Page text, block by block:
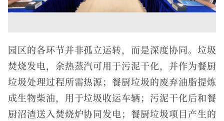
园区的各环节并非孤立运转，而是深度协同。垃圾
焚烧发电，余热蒸汽可用于污泥干化，并作为餐厨
垃圾处理过程所需热源；餐厨垃圾的废弃油脂提炼
成生物柴油，用于垃圾收运车辆；污泥干化后和餐
厨沼渣送入焚烧炉协同发电；餐厨垃圾项目产生的